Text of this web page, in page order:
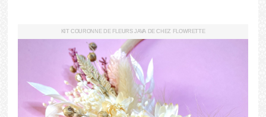
KIT COURONNE DE FLEURS JAVA DE CHEZ FLOWRETTE